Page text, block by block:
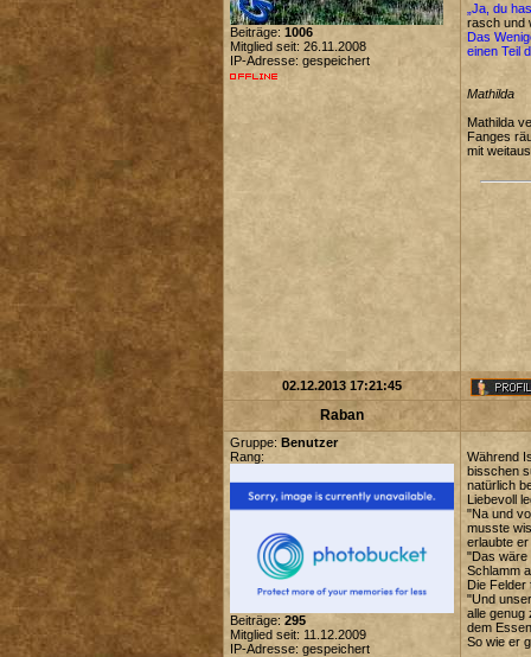
Beiträge: 1006
Mitglied seit: 26.11.2008
IP-Adresse: gespeichert
„Ja, du
rasch und
Das
einen Teil
Mathilda
Mathilda
Fanges
mit
02.12.2013 17:21:45
Raban
Gruppe:Benutzer
Rang:
Beiträge: 295
Mitglied seit: 11.12.2009
IP-Adresse: gespeichert
Während
bisschen
natürlich
Liebevoll
"Na und
musste
erlaubte
"Das wäre
Schlamm
Die Felder
"Und
alle genug
dem
So wie er